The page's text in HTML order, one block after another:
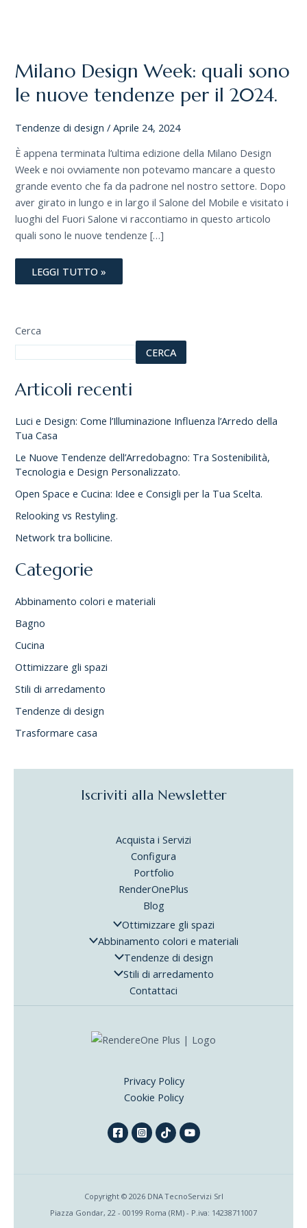
Milano Design Week: quali sono
le nuove tendenze per il 2024.
Tendenze di design /Aprile 24, 2024
È appena terminata l’ultima edizione della Milano Design
Week e noi ovviamente non potevamo mancare a questo
grande evento che fa da padrone nel nostro settore. Dopo
aver girato in lungo e in largo il Salone del Mobile e visitato i
luoghi del Fuori Salone vi raccontiamo in questo articolo
quali sono le nuove tendenze […]
QUALI
SONO
LE
NUOVE
TENDENZE
2024.
LEGGI TUTTO »
Cerca
CERCA
Articoli recenti
Luci e Design: Come l’Illuminazione Influenza l’Arredo della
Tua Casa
Le Nuove Tendenze dell’Arredobagno: Tra Sostenibilità,
Tecnologia e Design Personalizzato.
Open Space e Cucina: Idee e Consigli per la Tua Scelta.
Relooking vs Restyling.
Network tra bollicine.
Categorie
Abbinamento colori e materiali
Bagno
Cucina
Ottimizzare gli spazi
Stili di arredamento
Tendenze di design
Trasformare casa
Iscriviti alla Newsletter
Acquista i Servizi
Configura
Portfolio
RenderOnePlus
Blog
Ottimizzare gli spazi
Abbinamento colori e materiali
Tendenze di design
Stili di arredamento
Contattaci
Privacy Policy
Cookie Policy
Copyright © 2026 DNA TecnoServizi Srl
Piazza Gondar, 22 - 00199 Roma (RM) - P.iva: 14238711007